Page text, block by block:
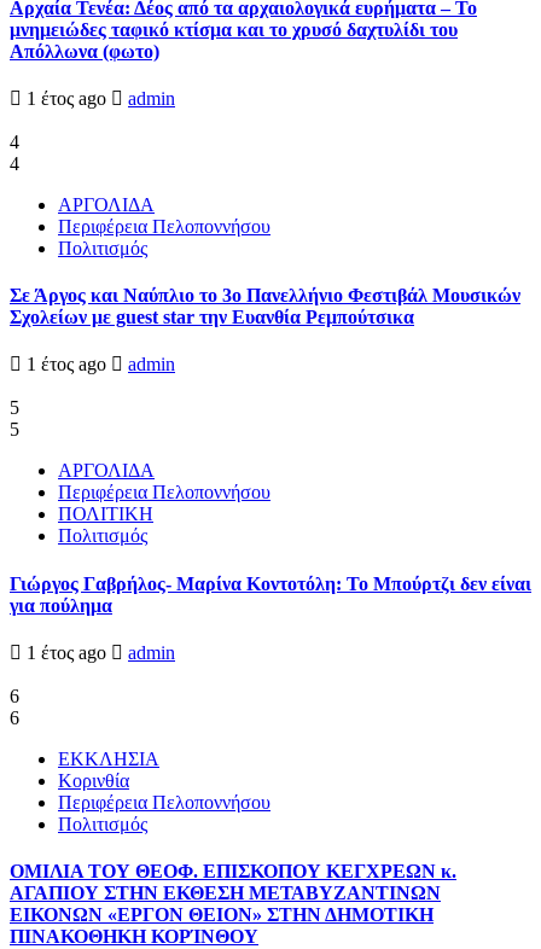
Αρχαία Τενέα: Δέος από τα αρχαιολογικά ευρήματα – Το
μνημειώδες ταφικό κτίσμα και το χρυσό δαχτυλίδι του
Απόλλωνα (φωτο)
1 έτος ago admin
4
4
ΑΡΓΟΛΙΔΑ
Περιφέρεια Πελοποννήσου
Πολιτισμός
Σε Άργος και Ναύπλιο το 3ο Πανελλήνιο Φεστιβάλ Μουσικών
Σχολείων με guest star την Ευανθία Ρεμπούτσικα
1 έτος ago admin
5
5
ΑΡΓΟΛΙΔΑ
Περιφέρεια Πελοποννήσου
ΠΟΛΙΤΙΚΗ
Πολιτισμός
Γιώργος Γαβρήλος- Μαρίνα Κοντοτόλη: Το Μπούρτζι δεν είναι
για πούλημα
1 έτος ago admin
6
6
ΕΚΚΛΗΣΙΑ
Κορινθία
Περιφέρεια Πελοποννήσου
Πολιτισμός
ΟΜΙΛΙΑ ΤΟΥ ΘΕΟΦ. ΕΠΙΣΚΟΠΟΥ ΚΕΓΧΡΕΩΝ κ.
ΑΓΑΠΙΟΥ ΣΤΗΝ ΕΚΘΕΣΗ ΜΕΤΑΒΥΖΑΝΤΙΝΩΝ
ΕΙΚΟΝΩΝ «ΕΡΓΟΝ ΘΕΙΟΝ» ΣΤΗΝ ΔΗΜΟΤΙΚΗ
ΠΙΝΑΚΟΘΗΚΗ ΚΟΡΊΝΘΟΥ